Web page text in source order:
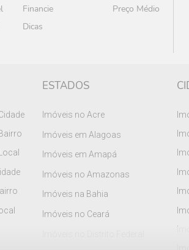
Financie
Preço Médio
Dicas
ESTADOS
Imóveis no Acre
Imóveis em Alagoas
Imóveis em Amapá
Imóveis no Amazonas
Imóveis na Bahia
Imóveis no Ceará